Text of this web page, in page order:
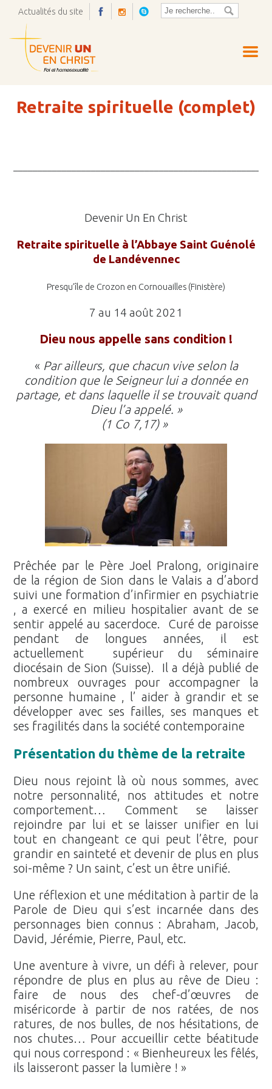
Actualités du site
Retraite spirituelle (complet)
Devenir Un En Christ
Retraite spirituelle à l’Abbaye Saint Guénolé
de Landévennec
Presqu’île de Crozon en Cornouailles (Finistère)
7 au 14 août 2021
Dieu nous appelle sans condition !
« Par ailleurs, que chacun vive selon la
condition que le Seigneur lui a donnée en
partage, et dans laquelle il se trouvait quand
Dieu l’a appelé. »
(1 Co 7,17) »
Prêchée par le Père Joel Pralong, originaire
de la région de Sion dans le Valais a d’abord
suivi une formation d’infirmier en psychiatrie
, a exercé en milieu hospitalier avant de se
sentir appelé au sacerdoce. Curé de paroisse
pendant de longues années, il est
actuellement supérieur du séminaire
diocésain de Sion (Suisse). Il a déjà publié de
nombreux ouvrages pour accompagner la
personne humaine , l’ aider à grandir et se
développer avec ses failles, ses manques et
ses fragilités dans la société contemporaine
Présentation du thème de la retraite
Dieu nous rejoint là où nous sommes, avec
notre personnalité, nos attitudes et notre
comportement… Comment se laisser
rejoindre par lui et se laisser unifier en lui
tout en changeant ce qui peut l’être, pour
grandir en sainteté et devenir de plus en plus
soi-même ? Un saint, c’est un être unifié.
Une réflexion et une méditation à partir de la
Parole de Dieu qui s’est incarnée dans des
personnages bien connus : Abraham, Jacob,
David, Jérémie, Pierre, Paul, etc.
Une aventure à vivre, un défi à relever, pour
répondre de plus en plus au rêve de Dieu :
faire de nous des chef-d’œuvres de
miséricorde à partir de nos ratées, de nos
ratures, de nos bulles, de nos hésitations, de
nos chutes… Pour accueillir cette béatitude
qui nous correspond : « Bienheureux les fêlés,
ils laisseront passer la lumière ! »